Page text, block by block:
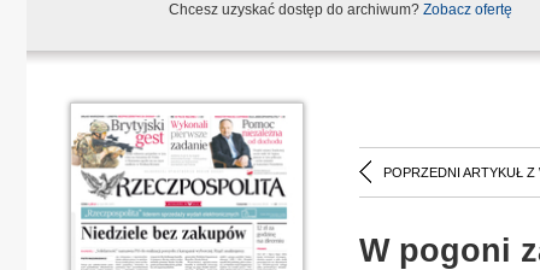
Chcesz uzyskać dostęp do archiwum? Zobacz ofertę
POPRZEDNI ARTYKUŁ Z
W pogoni